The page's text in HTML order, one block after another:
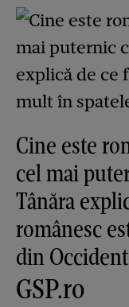
Cine este
cel mai
Tânăra
românesc
din Occident
GSP.ro